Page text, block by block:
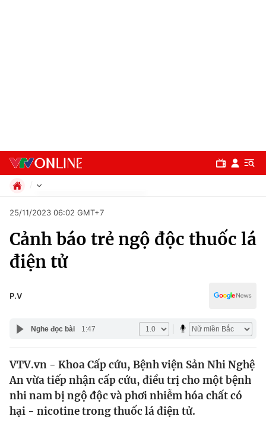
Chuyên mục
Chính trị
Y tế
Thế giới
Xã hội
Pháp luật
Thể thao
Đời sống
Giáo dục
25/11/2023 06:02 GMT+7
Cảnh báo trẻ ngộ độc thuốc lá
điện tử
P.V
Nghe đọc bài 1:47
VTV.vn - Khoa Cấp cứu, Bệnh viện Sản Nhi Nghệ
An vừa tiếp nhận cấp cứu, điều trị cho một bệnh
nhi nam bị ngộ độc và phơi nhiễm hóa chất có
hại - nicotine trong thuốc lá điện tử.